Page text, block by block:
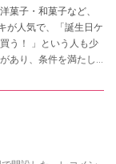
菓子・和菓子など、
が人気で、「誕生日ケ
う！ 」という人も少
あり、条件を満たし
の誕生日ケーキの予